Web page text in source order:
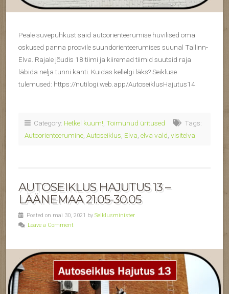
Peale suvepuhkust said autoorienteerumise huvilised oma
oskused panna proovile suundorienteerumises suunal Tallinn-
Elva. Rajale jõudis 18 tiimi ja kiiremad tiimid suutsid raja
läbida nelja tunni kanti. Kuidas kellelgi läks? Seikluse
tulemused: https://nutilogi.web.app/AutoseiklusHajutus14
Category: Hetkel kuum!, Toimunud üritused
Tags:
Autoorienteerumine, Autoseiklus, Elva, elva vald, visitelva
AUTOSEIKLUS HAJUTUS 13 –
LÄÄNEMAA 21.05-30.05
Posted on mai 30, 2021 by Seiklusminister
Leave a Comment